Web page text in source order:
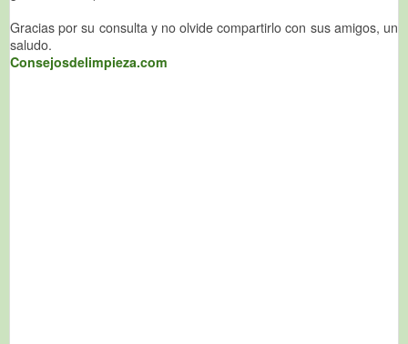
Gracias por su consulta y no olvide compartirlo con sus amigos, un
saludo.
Consejosdelimpieza.com